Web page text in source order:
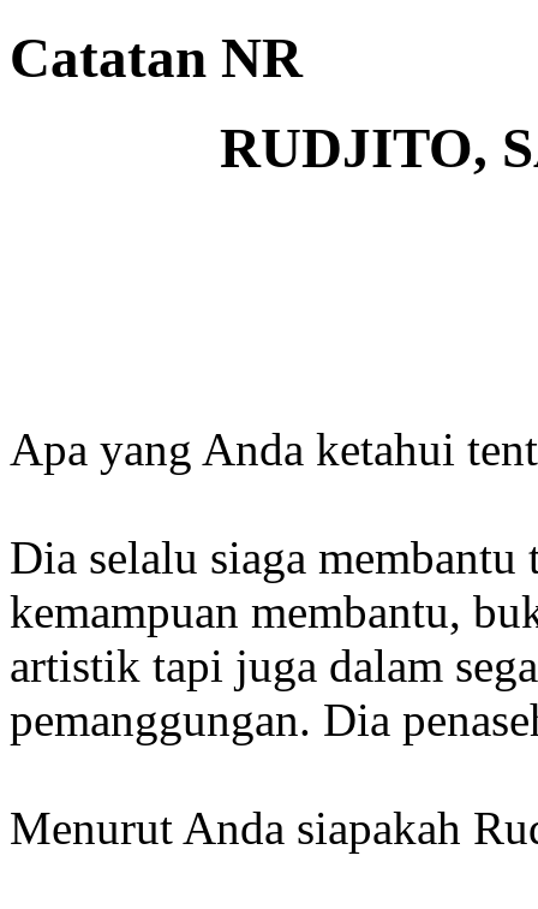
Catatan NR
RUDJITO,
Apa yang Anda ketahui
Dia selalu siaga
kemampuan membantu,
artistik tapi juga dalam
pemanggungan. Dia
Menurut Anda siapakah